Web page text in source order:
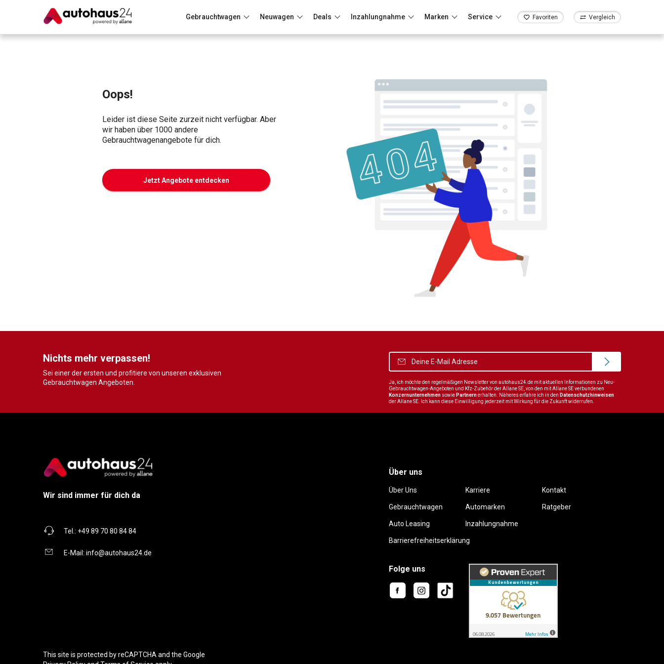
Gebrauchtwagen Neuwagen Deals Inzahlungnahme Marken Service Favoriten Vergleich
Oops!
Leider ist diese Seite zurzeit nicht verfügbar. Aber
wir haben über 1000 andere
Gebrauchtwagenangebote für dich.
Jetzt Angebote entdecken
Nichts mehr verpassen!
Sei einer der ersten und profitiere von unseren exklusiven
Gebrauchtwagen Angeboten.
Ja, ich möchte den regelmäßigen Newsletter von autohaus24.de mit aktuellen Informationen zu Neu-
Gebrauchtwagen-Angeboten und Kfz-Zubehör der Allane SE, von den mit Allane SE verbundenen
Konzernunternehmen sowie Partnernerhalten. Näheres erfahre ich in den Datenschutzhinweisen
der Allane SE. Ich kann diese Einwilligung jederzeit mit Wirkung für die Zukunft widerrufen.
Wir sind immer für dich da
Tel.: +49 89 70 80 84 84
E-Mail: info@autohaus24.de
Über uns
Über Uns Karriere Kontakt
Gebrauchtwagen Automarken Ratgeber
Auto Leasing Inzahlungnahme
Barrierefreiheitserklärung
Folge uns
This site is protected by reCAPTCHA and the Google